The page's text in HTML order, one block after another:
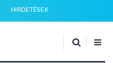
HIRDETÉSEK